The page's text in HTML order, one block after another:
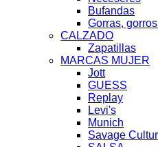
Bufandas
Gorras,
CALZADO
Zapatillas
MARCAS MUJER
Jott
GUESS
Replay
Levi's
Munich
Savage